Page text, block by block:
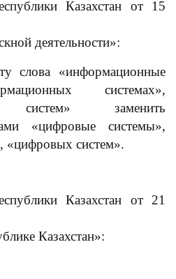
Казахстан от 15
деятельности»:
слова «информационные
системах»,
систем» заменить
«цифровые системы»,
«цифровых систем».
Казахстан от 21
Казахстан»: